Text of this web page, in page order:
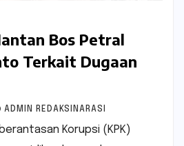
Bos Petral
Terkait Dugaan
ADMIN REDAKSINARASI
Korupsi (KPK)